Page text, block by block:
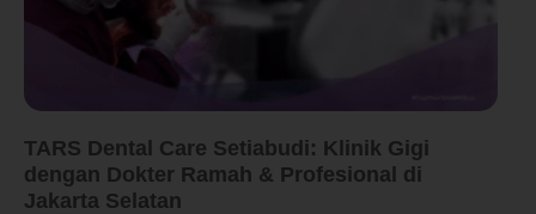
TARS Dental Care Setiabudi: Klinik Gigi
dengan Dokter Ramah & Profesional di
Jakarta Selatan